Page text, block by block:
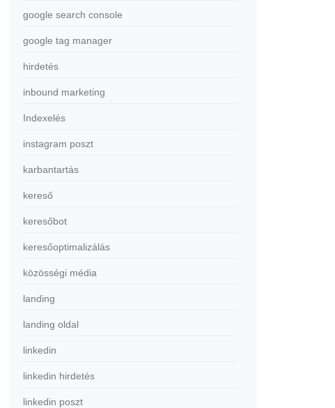
google search console
google tag manager
hirdetés
inbound marketing
Indexelés
instagram poszt
karbantartás
kereső
keresőbot
keresőoptimalizálás
közösségi média
landing
landing oldal
linkedin
linkedin hirdetés
linkedin poszt